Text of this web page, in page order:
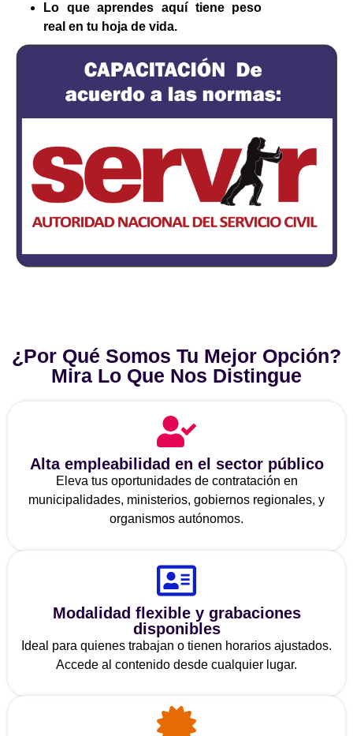
Lo que aprendes aquí tiene peso
real en tu hoja de vida.
¿Por Qué Somos Tu Mejor Opción?
Mira Lo Que Nos Distingue
Alta empleabilidad en el sector público
Eleva tus oportunidades de contratación en
municipalidades, ministerios, gobiernos regionales, y
organismos autónomos.
Modalidad flexible y grabaciones
disponibles
Ideal para quienes trabajan o tienen horarios ajustados.
Accede al contenido desde cualquier lugar.